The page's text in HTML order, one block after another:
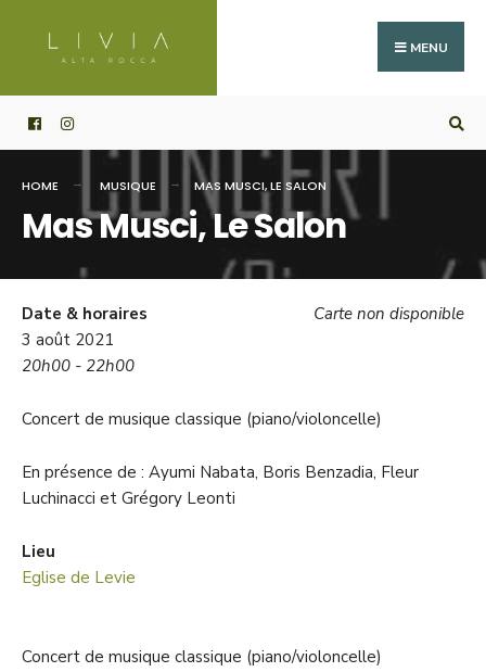
MENU
HOME MUSIQUE MAS MUSCI, LE SALON
Mas Musci, Le Salon
Carte non disponible
Date & horaires
3 août 2021
20h00 - 22h00
Concert de musique classique (piano/violoncelle)
En présence de : Ayumi Nabata, Boris Benzadia, Fleur
Luchinacci et Grégory Leonti
Lieu
Eglise de Levie
Concert de musique classique (piano/violoncelle)
for: